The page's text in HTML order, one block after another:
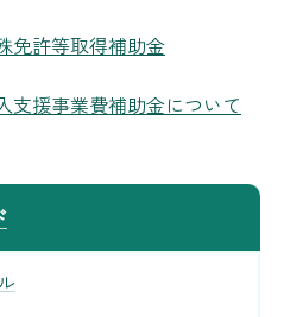
免許等取得補助金
支援事業費補助金について